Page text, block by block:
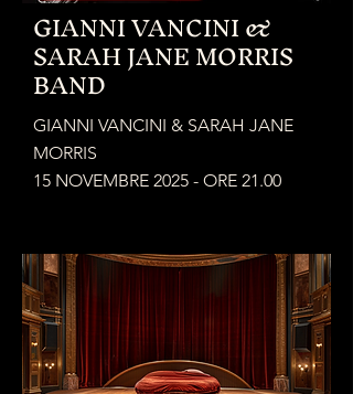
GIANNI VANCINI &
SARAH JANE MORRIS
BAND
GIANNI VANCINI & SARAH JANE
MORRIS
15 NOVEMBRE 2025 - ORE 21.00